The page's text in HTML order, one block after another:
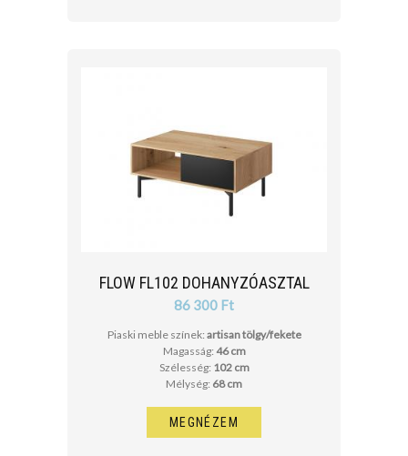
FLOW FL102 DOHANYZÓASZTAL
86 300 Ft
Piaski meble színek: artisan tölgy/fekete
Magasság: 46 cm
Szélesség: 102 cm
Mélység: 68 cm
MEGNÉZEM